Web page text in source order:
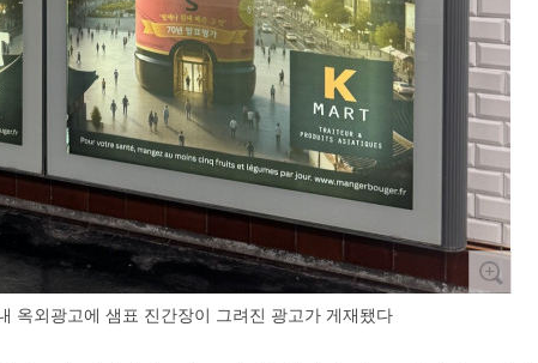
옥외광고에 샘표 진간장이 그려진 광고가 게재됐다